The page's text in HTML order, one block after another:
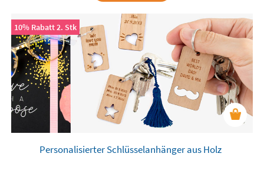
10% Rabatt 2. Stk
Personalisierter Schlüsselanhänger aus Holz